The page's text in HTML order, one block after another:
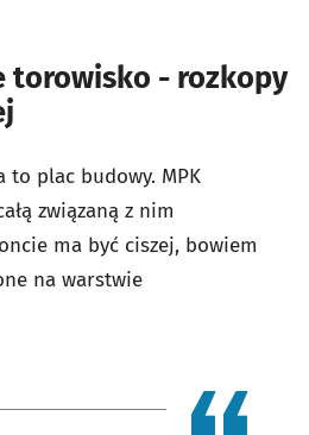
torowisko - rozkopy
to plac budowy. MPK
związaną z nim
ma być ciszej, bowiem
na warstwie